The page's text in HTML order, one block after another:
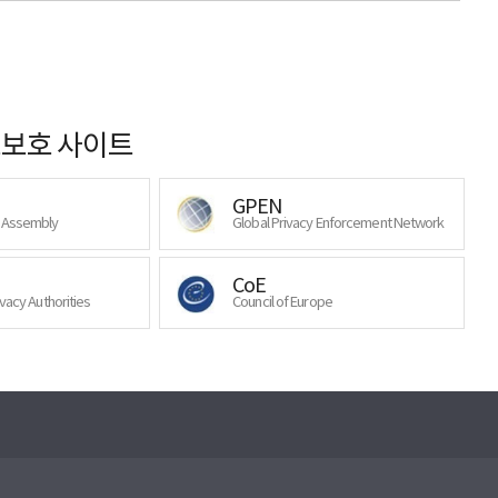
호 사이트
GPEN
Global Privacy Enforcement Network
Authorities
CoE
Council of Europe